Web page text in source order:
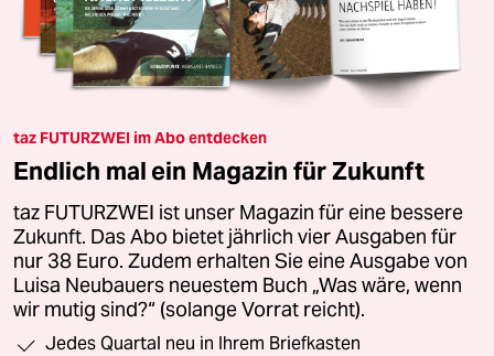
taz FUTURZWEI im Abo entdecken
Endlich mal ein Magazin für Zukunft
taz FUTURZWEI ist unser Magazin für eine bessere
Zukunft. Das Abo bietet jährlich vier Ausgaben für
nur 38 Euro. Zudem erhalten Sie eine Ausgabe von
Luisa Neubauers neuestem Buch „Was wäre, wenn
wir mutig sind?“ (solange Vorrat reicht).
Jedes Quartal neu in Ihrem Briefkasten